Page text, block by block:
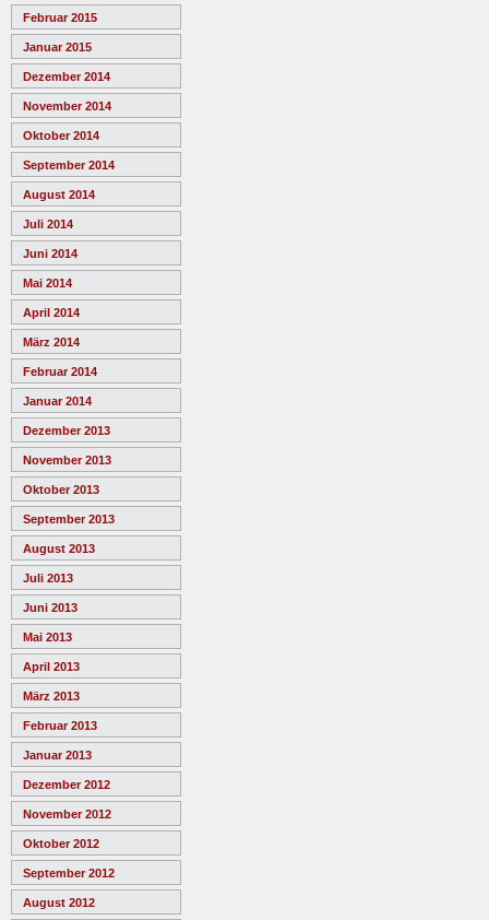
Februar 2015
Januar 2015
Dezember 2014
November 2014
Oktober 2014
September 2014
August 2014
Juli 2014
Juni 2014
Mai 2014
April 2014
März 2014
Februar 2014
Januar 2014
Dezember 2013
November 2013
Oktober 2013
September 2013
August 2013
Juli 2013
Juni 2013
Mai 2013
April 2013
März 2013
Februar 2013
Januar 2013
Dezember 2012
November 2012
Oktober 2012
September 2012
August 2012